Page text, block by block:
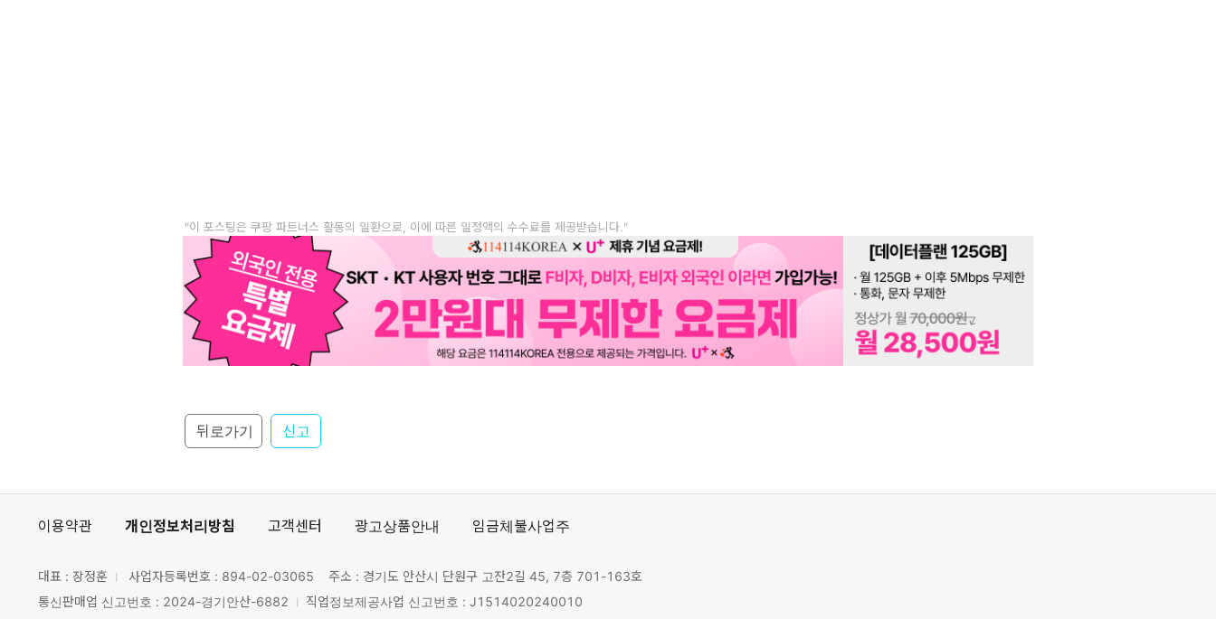
"이 포스팅은 쿠팡 파트너스 활동의 일환으로, 이에 따른 일정액의 수수료를 제공받습니다."
뒤로가기 신고
이용약관 개인정보처리방침 고객센터 광고상품안내 임금체불사업주
대표 : 장정훈 사업자등록번호 : 894-02-03065
주소 : 경기도 안산시 단원구 고잔2길 45, 7층 701-163호
통신판매업 신고번호 : 2024-경기안산-6882
직업정보제공사업 신고번호 : J1514020240010